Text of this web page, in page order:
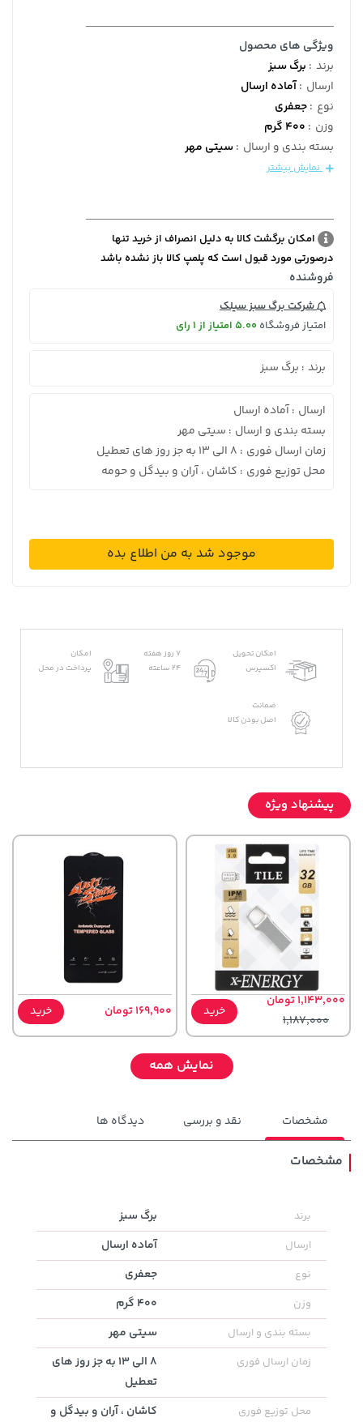
ویژگی های محصول
برند : برگ سبز
ارسال :آماده ارسال
نوع :جعفری
وزن : 400 گرم
بسته بندی و ارسال :سیتی مهر
نمایش بیشتر
امکان برگشت کالا به دلیل انصراف از خرید تنها
درصورتی مورد قبول است که پلمپ کالا باز نشده باشد
فروشنده
شرکت برگ سبز سیلک
امتیاز فروشگاه 5.00 امتیاز از 1 رای
برند : برگ سبز
ارسال : آماده ارسال
بسته بندی و ارسال : سیتی مهر
زمان ارسال فوری : 8 الی 13 به جز روز های تعطیل
محل توزیع فوری : کاشان ، آران و بیدگل و حومه
موجود شد به من اطلاع بده
امکان تحویل
اکسپرس
7 روز هفته
24 ساعته
امکان
پرداخت در محل
ضمانت
اصل بودن کالا
پیشنهاد ویژه
1,143,000 تومان
1,187,000
خرید 169,900 تومان خرید
1,849,000 تومان
2,179,000
27,480,000 تومان
نمایش همه
مشخصات نقد و بررسی دیدگاه ها
مشخصات
برند برگ سبز
ارسال آماده ارسال
نوع جعفری
وزن 400 گرم
بسته بندی و ارسال سیتی مهر
زمان ارسال فوری
8 الی 13 به جز روز های
تعطیل
محل توزیع فوری کاشان ، آران و بیدگل و